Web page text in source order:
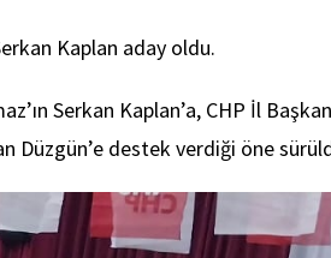
Kaplan aday oldu.
Serkan Kaplan’a, CHP İl
Düzgün’e destek verdiği öne